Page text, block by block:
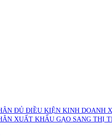
ĐỦ ĐIỀU KIỆN KINH DOANH
XUẤT KHẨU GẠO SANG THỊ